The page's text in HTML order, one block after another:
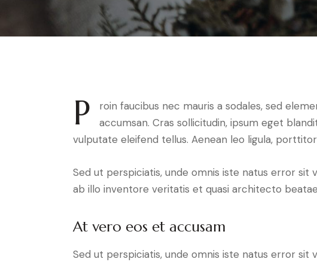
P
roin faucibus nec mauris a sodales, sed
accumsan. Cras sollicitudin, ipsum eget
vulputate eleifend tellus. Aenean leo ligula,
Sed ut perspiciatis, unde omnis iste natus error
ab illo inventore veritatis et quasi architecto
At vero eos et accusam
Sed ut perspiciatis, unde omnis iste natus error